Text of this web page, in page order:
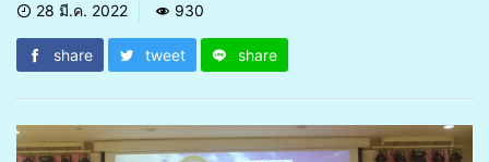
28 มี.ค. 2022 930
share tweet share